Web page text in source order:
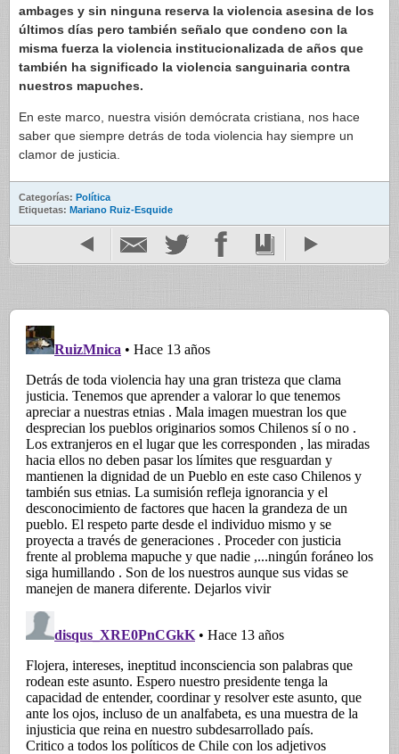
ambages y sin ninguna reserva la violencia asesina de los
últimos días pero también señalo que condeno con la
misma fuerza la violencia institucionalizada de años que
también ha significado la violencia sanguinaria contra
nuestros mapuches.
En este marco, nuestra visión demócrata cristiana, nos hace
saber que siempre detrás de toda violencia hay siempre un
clamor de justicia.
Categorías: Política
Etiquetas: Mariano Ruiz-Esquide